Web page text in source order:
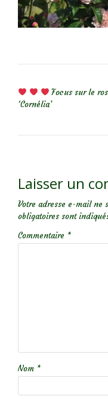
Focus sur le
‘Cornélia’
Laisser un
Votre adresse e-mail ne
obligatoires sont
Commentaire *
Nom *